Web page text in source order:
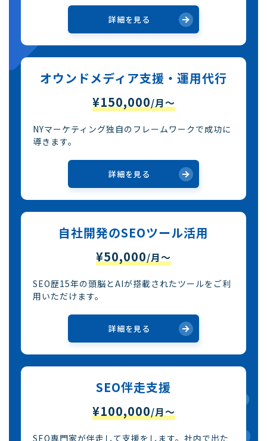
詳細を見る
オウンドメディア支援・運用代行
¥150,000/月〜
NYマーケティング独自のフレームワークで成功に
導きます。
詳細を見る
自社開発のSEOツール活用
¥50,000/月〜
SEO歴15年の頭脳とAIが搭載されたツールをご利
用いただけます。
詳細を見る
SEO伴走支援
¥100,000/月〜
SEO専門家が伴走して支援をします。社内で出た